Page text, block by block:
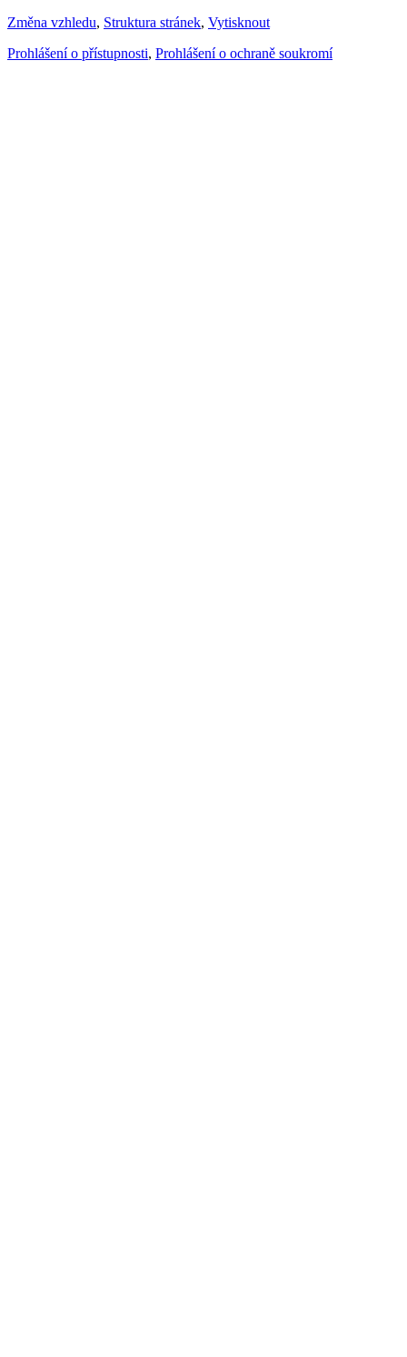
Změna vzhledu, Struktura stránek, Vytisknout
Prohlášení o přístupnosti, Prohlášení o ochraně soukromí